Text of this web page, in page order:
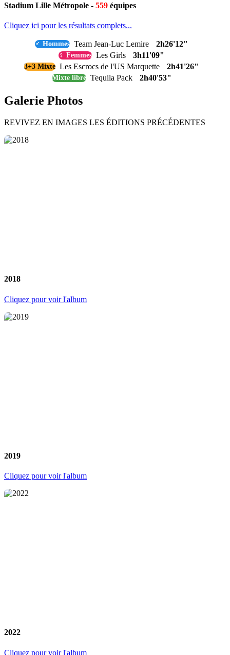
Stadium Lille Métropole - 559 équipes
Cliquez ici pour les résultats complets...
♂ Hommes Team Jean-Luc Lemire 2h26'12"
♀ Femmes Les Girls 3h11'09"
3+3 Mixte Les Escrocs de l'US Marquette 2h41'26"
Mixte libre Tequila Pack 2h40'53"
Galerie Photos
REVIVEZ EN IMAGES LES ÉDITIONS PRÉCÉDENTES
2018
Cliquez pour voir l'album
2019
Cliquez pour voir l'album
2022
Cliquez pour voir l'album